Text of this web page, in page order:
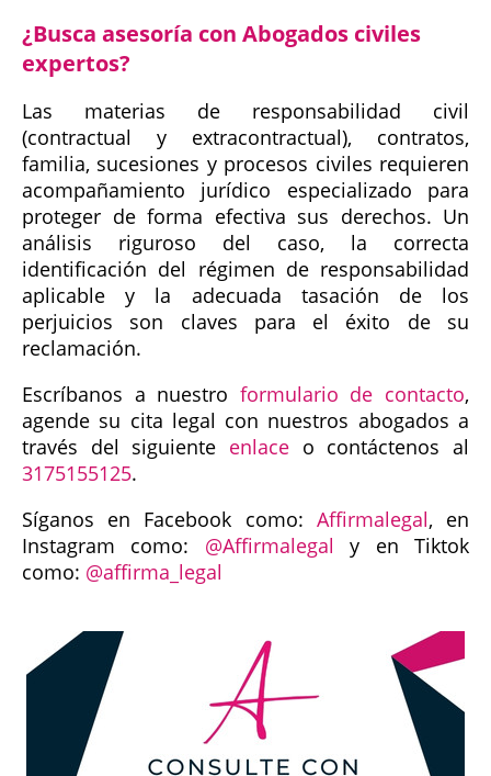
¿Busca asesoría con Abogados civiles
expertos?
Las materias de responsabilidad civil
(contractual y extracontractual), contratos,
familia, sucesiones y procesos civiles requieren
acompañamiento jurídico especializado para
proteger de forma efectiva sus derechos. Un
análisis riguroso del caso, la correcta
identificación del régimen de responsabilidad
aplicable y la adecuada tasación de los
perjuicios son claves para el éxito de su
reclamación.
Escríbanos a nuestro formulario de contacto,
agende su cita legal con nuestros abogados a
través del siguiente enlace o contáctenos al
3175155125.
Síganos en Facebook como: Affirmalegal, en
Instagram como: @Affirmalegal y en Tiktok
como: @affirma_legal